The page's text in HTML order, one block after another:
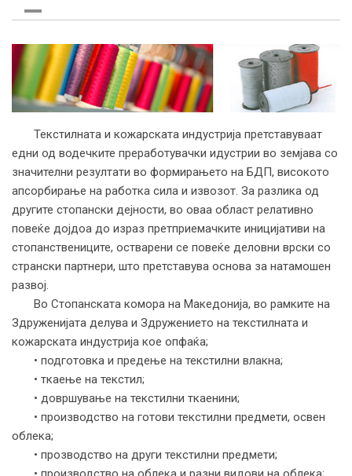
Текстилната и кожарската индустрија претставуваат
едни од водечките преработувачки идустрии во земјава со
значителни резултати во формирањето на БДП, високото
апсорбирање на работка сила и извозот. За разлика од
другите стопански дејности, во оваа област релативно
повеќе дојдоа до израз претприемачките иницијативи на
стопанствениците, остварени се повеќе деловни врски со
странски партнери, што претставува основа за натамошен
развој.
Во Стопанската комора на Македонија, во рамките на
Здруженијата делува и Здружението на текстилната и
кожарската индустрија кое опфаќа;
• подготовка и предење на текстилни влакна;
• ткаење на текстил;
• довршување на текстилни ткаенини;
• производство на готови текстилни предмети, освен
облека;
• прозводство на други текстилни предмети;